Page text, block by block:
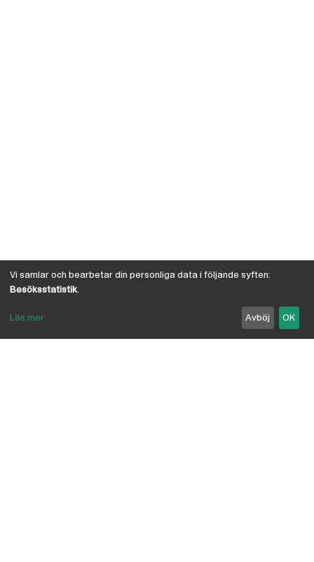
Vi samlar och bearbetar din personliga data i följande syften:
Besöksstatistik.
Läs mer Avböj OK